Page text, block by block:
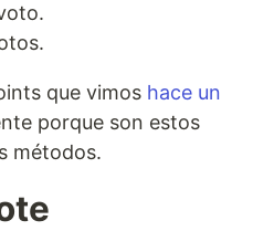
que vimos hace un
porque son estos
métodos.